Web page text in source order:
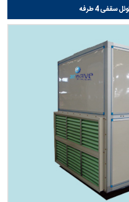
سقفی 4 طرفه